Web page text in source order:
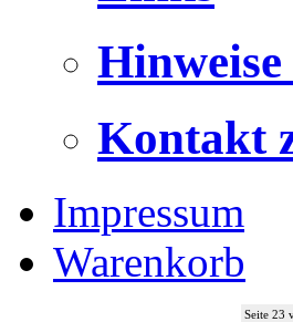
Hinweise
Kontakt
Impressum
Warenkorb
Seite 23